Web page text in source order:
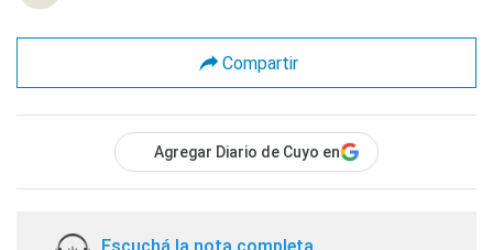
Compartir
Agregar Diario de Cuyo en